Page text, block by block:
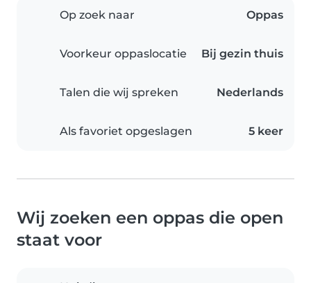
Op zoek naar Oppas
Voorkeur oppaslocatie Bij gezin thuis
Talen die wij spreken Nederlands
Als favoriet opgeslagen 5 keer
Wij zoeken een oppas die open
staat voor